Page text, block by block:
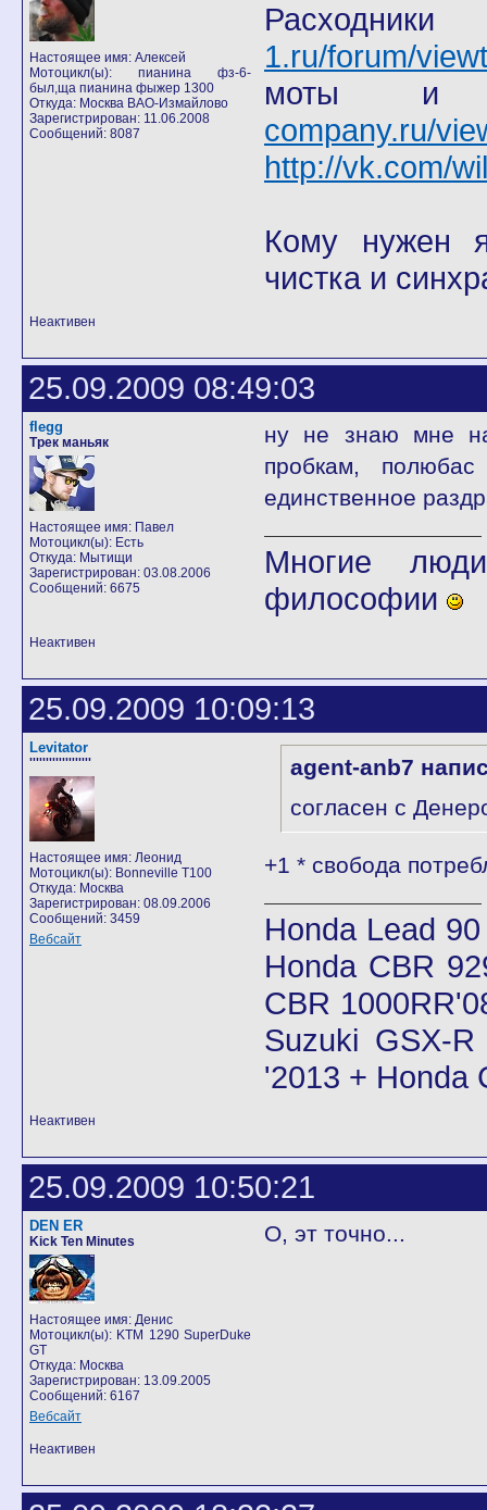
Настоящее имя: Алексей
Мотоцикл(ы): пианина фз-6-
был,ща пианина фыжер 1300
Откуда: Москва ВАО-Измайлово
Зарегистрирован: 11.06.2008
Сообщений: 8087
1.ru/forum/
company.ru/
http://vk.com/
Кому нужен
чистка и
Неактивен
25.09.2009 08:49:03
flegg
Трек маньяк
Настоящее имя: Павел
Мотоцикл(ы): Есть
Откуда: Мытищи
Зарегистрирован: 03.08.2006
Сообщений: 6675
ну не знаю мне
пробкам,
единственное
Многие
философии
Неактивен
25.09.2009 10:09:13
Levitator
'''''''''''''''''''
Настоящее имя: Леонид
Мотоцикл(ы): Bonneville T100
Откуда: Москва
Зарегистрирован: 08.09.2006
Сообщений: 3459
Вебсайт
agent-anb7
согласен с
+1 * свобода
Honda Lead
Honda CBR
CBR
Suzuki GSX-
'2013 + Honda
Неактивен
25.09.2009 10:50:21
DEN ER
Kick Ten Minutes
Настоящее имя: Денис
Мотоцикл(ы): KTM 1290 SuperDuke
GT
Откуда: Москва
Зарегистрирован: 13.09.2005
Сообщений: 6167
Вебсайт
О, эт точно...
Неактивен